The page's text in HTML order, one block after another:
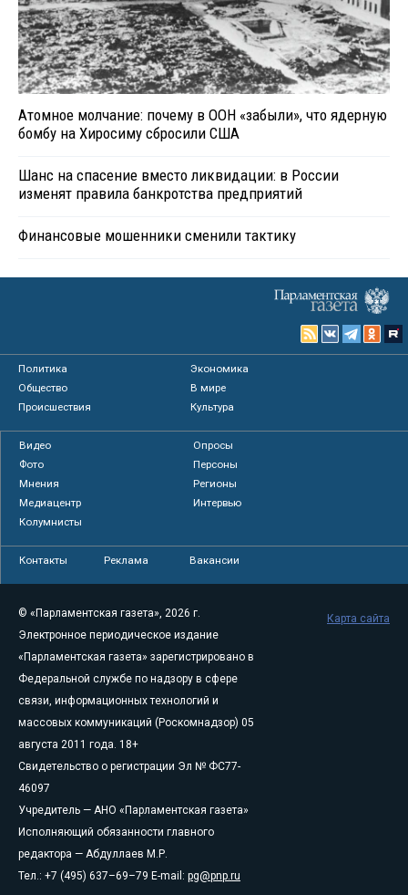
Атомное молчание: почему в ООН «забыли», что ядерную
бомбу на Хиросиму сбросили США
Шанс на спасение вместо ликвидации: в России
изменят правила банкротства предприятий
Финансовые мошенники сменили тактику
Политика
Экономика
Общество
В мире
Происшествия
Культура
Видео
Опросы
Фото
Персоны
Мнения
Регионы
Медиацентр
Интервью
Колумнисты
Контакты Реклама Вакансии
© «Парламентская газета», 2026 г.
Электронное периодическое издание
«Парламентская газета» зарегистрировано в
Федеральной службе по надзору в сфере
связи, информационных технологий и
массовых коммуникаций (Роскомнадзор) 05
августа 2011 года. 18+
Свидетельство о регистрации Эл № ФС77-
46097
Учредитель — АНО «Парламентская газета»
Исполняющий обязанности главного
редактора — Абдуллаев М.Р.
Тел.: +7 (495) 637–69–79 E-mail: pg@pnp.ru
Карта сайта